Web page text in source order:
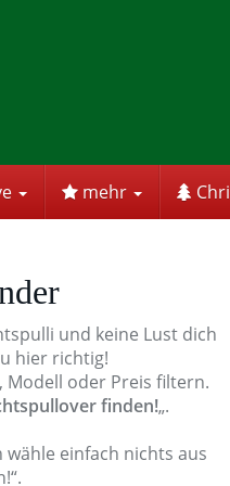
mehr
und keine Lust dich
hier richtig!
oder Preis filtern.
finden!„.
einfach nichts aus